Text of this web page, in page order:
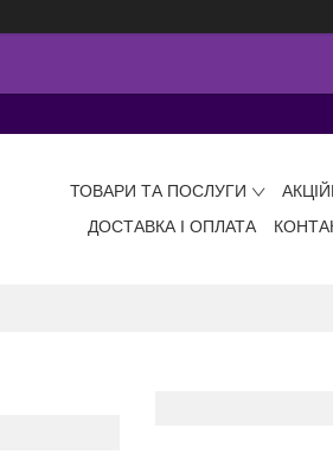
ТОВАРИ ТА ПОСЛУГИ
ДОСТАВКА І ОПЛАТА